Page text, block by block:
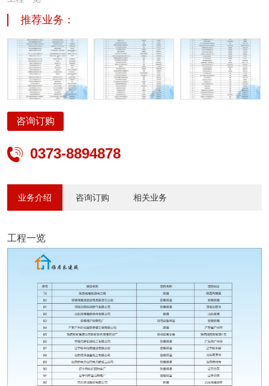
推荐业务：
咨询订购
 0373-8894878
业务介绍 咨询订购 相关业务
工程一览